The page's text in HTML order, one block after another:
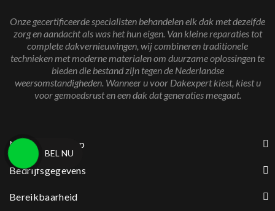
Onze gecertificeerde specialisten behandelen elk dak met dezelfde
zorg en aandacht als was het hun eigen. Van kleine reparaties tot
complete dakvernieuwingen, wij combineren traditionele
technieken met moderne materialen om duurzame oplossingen te
bieden die bestand zijn tegen de Nederlandse
weersomstandigheden. Wanneer u voor Dakexpert kiest, kiest u
voor gemoedsrust en een dak dat generaties meegaat.
Neem contact op
Bedrijfsgegevens
Bereikbaarheid
BEL NU